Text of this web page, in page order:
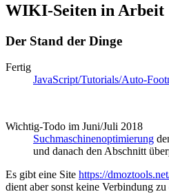
WIKI-Seiten in Arbeit
Der Stand der Dinge
Fertig
JavaScript/Tutorials/Auto-
Wichtig-Todo im Juni/Juli 2018
Suchmaschinenoptimierung
und danach den Abschnitt
Es gibt eine Site https://
dient aber sonst keine Verbindung